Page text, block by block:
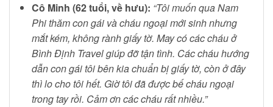
Cô Minh (62 tuổi, về hưu): “Tôi muốn qua Nam
Phi thăm con gái và cháu ngoại mới sinh nhưng
mắt kém, không rành giấy tờ. May có các cháu ở
Bình Định Travel giúp đỡ tận tình. Các cháu hướng
dẫn con gái tôi bên kia chuẩn bị giấy tờ, còn ở đây
thì lo cho tôi hết. Giờ tôi đã được bế cháu ngoại
trong tay rồi. Cảm ơn các cháu rất nhiều.”